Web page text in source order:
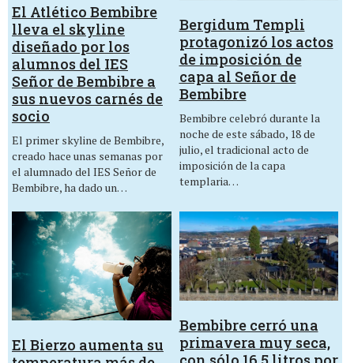
El Atlético Bembibre
lleva el skyline
diseñado por los
alumnos del IES
Señor de Bembibre a
sus nuevos carnés de
socio
El primer skyline de Bembibre,
creado hace unas semanas por
el alumnado del IES Señor de
Bembibre, ha dado un…
Bergidum Templi
protagonizó los actos
de imposición de
capa al Señor de
Bembibre
Bembibre celebró durante la
noche de este sábado, 18 de
julio, el tradicional acto de
imposición de la capa
templaria…
El Bierzo aumenta su
Bembibre cerró una
primavera muy seca,